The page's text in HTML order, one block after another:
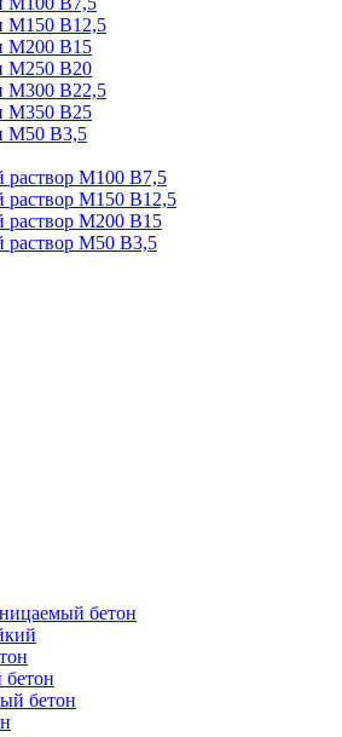
М150 В12,5
М200 В15
М250 В20
М300 В22,5
М350 В25
М50 В3,5
раствор М100 В7,5
раствор М150 В12,5
раствор М200 В15
раствор М50 В3,5
бетон
бетон